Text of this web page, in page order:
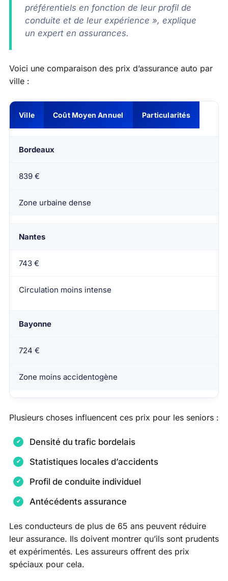
préférentiels en fonction de leur profil de
conduite et de leur expérience », explique
un expert en assurances.
Voici une comparaison des prix d’assurance auto par
ville :
Ville Coût Moyen Annuel Particularités
Bordeaux
839 €
Zone urbaine dense
Nantes
743 €
Circulation moins intense
Bayonne
724 €
Zone moins accidentogène
Plusieurs choses influencent ces prix pour les seniors :
Densité du trafic bordelais
Statistiques locales d’accidents
Profil de conduite individuel
Antécédents assurance
Les conducteurs de plus de 65 ans peuvent réduire
leur assurance. Ils doivent montrer qu’ils sont prudents
et expérimentés. Les assureurs offrent des prix
spéciaux pour cela.